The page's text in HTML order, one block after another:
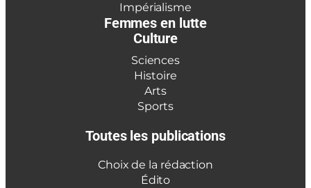
Impérialisme
Femmes en lutte
Culture
Sciences
Histoire
Arts
Sports
Toutes les publications
Choix de la rédaction
Édito